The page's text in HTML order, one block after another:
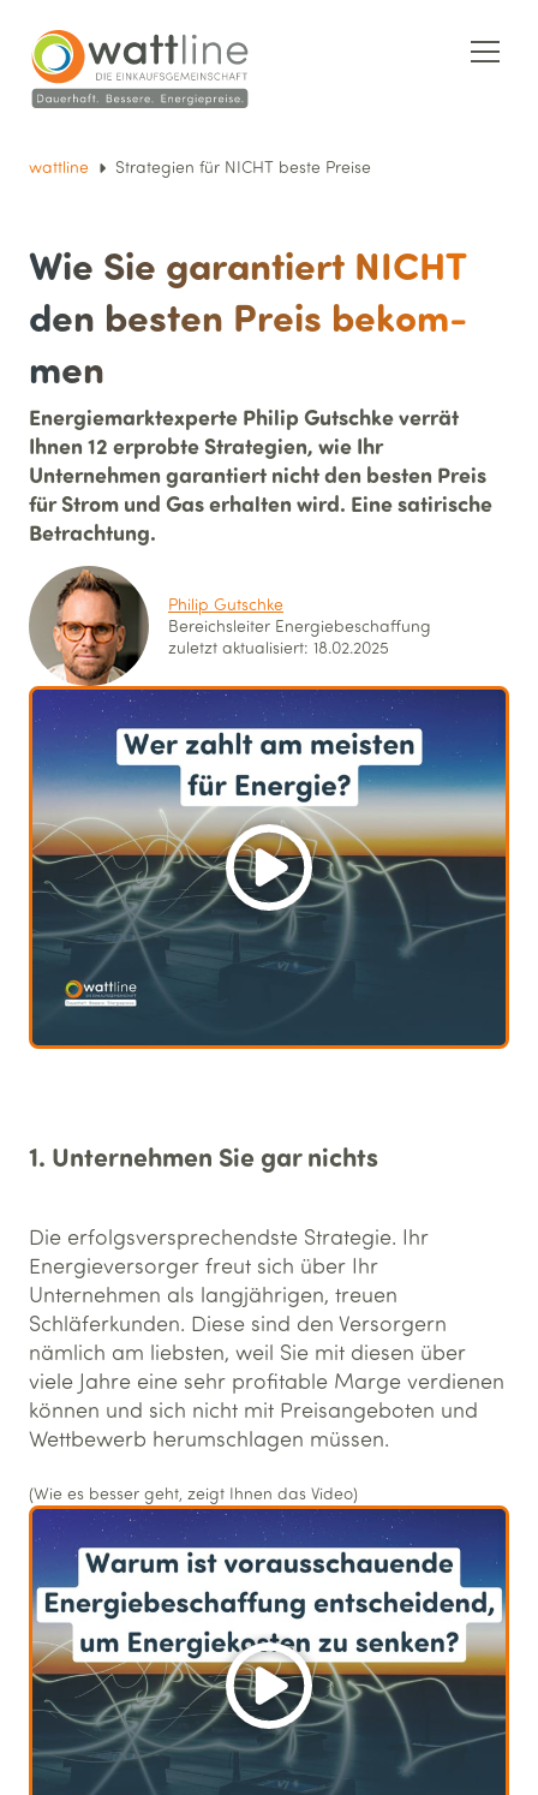
wattline Strategien für NICHT beste Preise
Wie Sie garan­tiert NICHT
den besten Preis bekom­
men
Energiemarktexperte Philip Gutschke verrät
Ihnen 12 erprobte Strategien, wie Ihr
Unternehmen garantiert nicht den besten Preis
für Strom und Gas erhalten wird. Eine satirische
Betrachtung.
Philip Gutschke
Bereichsleiter Energie­beschaffung
zuletzt aktualisiert: 18.02.2025
1. Unternehmen Sie gar nichts
Die erfolgsversprechendste Strategie. Ihr
Energieversorger freut sich über Ihr
Unternehmen als langjährigen, treuen
Schläferkunden. Diese sind den Versorgern
nämlich am liebsten, weil Sie mit diesen über
viele Jahre eine sehr profitable Marge verdienen
können und sich nicht mit Preisangeboten und
Wettbewerb herumschlagen müssen.
(Wie es besser geht, zeigt Ihnen das Video)